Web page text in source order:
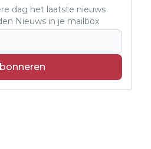
dag het laatste nieuws
Nieuws in je mailbox